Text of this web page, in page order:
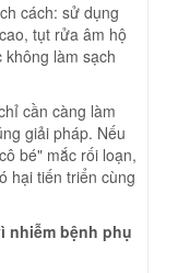
cách: sử dụng
tụt rửa âm hộ
làm sạch
cần càng làm
giải pháp. Nếu
bé" mắc rối loạn,
hại tiến triển cùng
nhiễm bệnh phụ